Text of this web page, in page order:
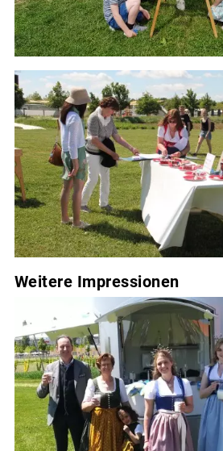
Weitere Impressionen